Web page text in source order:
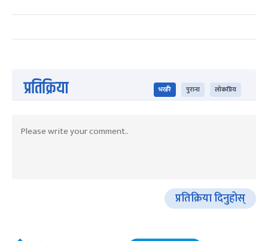
प्रतिक्रिया भर्खरै पुराना लोकप्रिय
प्रतिक्रिया दिनुहोस्